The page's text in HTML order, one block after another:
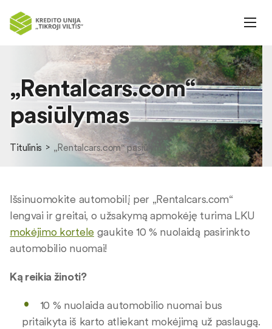
„Rentalcars.com“
pasiūlymas
Titulinis „Rentalcars.com“ pasiūlymas
Išsinuomokite automobilį per „Rentalcars.com“
lengvai ir greitai, o užsakymą apmokėję turima LKU
mokėjimo kortelegaukite 10 % nuolaidą pasirinkto
automobilio nuomai!
Ką reikia žinoti?
10 % nuolaida automobilio nuomai bus
pritaikyta iš karto atliekant mokėjimą už paslaugą.